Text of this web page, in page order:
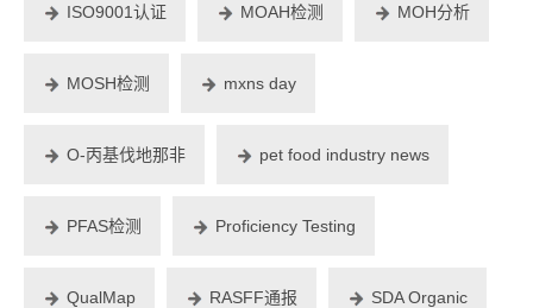
ISO9001认证 MOAH检测 MOH分析
MOSH检测 mxns day
O-丙基伐地那非 pet food industry news
PFAS检测 Proficiency Testing
QualMap RASFF通报 SDA Organic